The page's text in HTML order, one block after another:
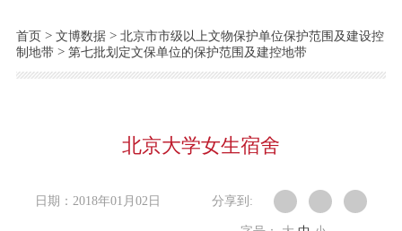
首页> 文博数据> 北京市市级以上文物保护单位保护范围及建设控
制地带> 第七批划定文保单位的保护范围及建控地带
北京大学女生宿舍
日期：2018年01月02日 分享到: